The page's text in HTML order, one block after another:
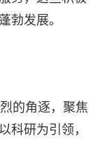
勃发展。
的角逐，聚焦
科研为引领，